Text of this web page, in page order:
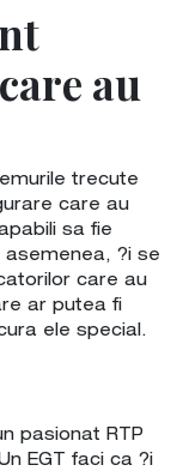
au
trecute
care au
sa fie
?i se
care au
ar putea fi
ele special.
pasionat RTP
EGT faci ca ?i